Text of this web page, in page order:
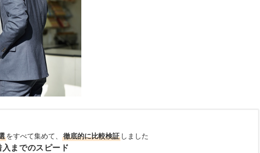
をすべて集めて、 徹底的に比較検証 しました
入までのスピード